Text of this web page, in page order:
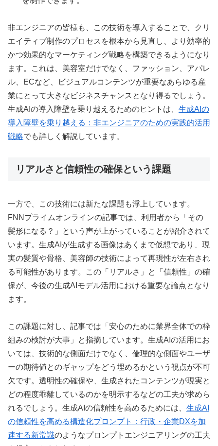
非エンジニアの皆様も、この技術を導入することで、クリ
エイティブ制作のプロセスを根本から見直し、より効率的
かつ効果的なマーケティング戦略を構築できるようになり
ます。これは、美容室だけでなく、ファッション、アパレ
ル、ECなど、ビジュアルコンテンツが重要なあらゆる産
業にとって大きなビジネスチャンスとなり得るでしょう。
生成AIの導入障壁を乗り越えるためのヒントは、 生成AIの
導入障壁を乗り越える：非エンジニアのための実践的活用
戦略でも詳しく解説しています。
リアルさと信頼性の確保という課題
一方で、この技術には新たな課題も浮上しています。
FNNプライムオンラインの記事では、利用者から「その
髪形になる？」という声が上がっていることが紹介されて
います。生成AIが生成する画像はあくまで仮想であり、現
実の髪質や骨格、美容師の技術によって再現性が左右され
る可能性があります。この「リアルさ」と「信頼性」の確
保が、今後の生成AIモデル活用における重要な論点となり
ます。
この課題に対し、記事では「安心のために業界全体での枠
組みの検討が大事」と指摘しています。生成AIの活用にお
いては、技術的な側面だけでなく、倫理的な側面やユーザ
ーの期待値とのギャップをどう埋めるかという視点が不可
欠です。透明性の確保や、生成されたコンテンツが現実と
どの程度乖離しているのかを明示するなどの工夫が求めら
れるでしょう。生成AIの信頼性を高めるためには、 生成AI
の信頼性を高める構造化プロンプト：行政・企業DXを加
速する新常識のようなプロンプトエンジニアリングの工夫